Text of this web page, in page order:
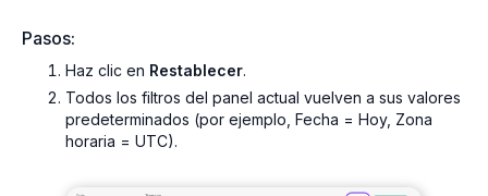
Pasos:
Haz clic en Restablecer.
Todos los filtros del panel actual vuelven a sus valores
predeterminados (por ejemplo, Fecha = Hoy, Zona
horaria = UTC).